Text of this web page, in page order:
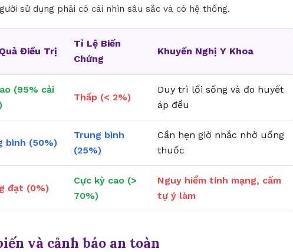
sử dụng phải có cái nhìn sâu sắc và có hệ thống.
Điều Trị
Tỉ Lệ Biến
Chứng
Khuyến Nghị Y Khoa
(95% cải
Thấp (< 2%)
Duy trì lối sống và đo huyết
áp đều
bình (50%)
Trung bình
(25%)
Cần hẹn giờ nhắc nhở uống
thuốc
đạt (0%)
Cực kỳ cao (>
70%)
Nguy hiểm tính mạng, cấm
tự ý làm
và cảnh báo an toàn